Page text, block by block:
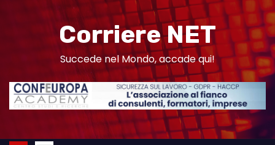
Corriere NET
Succede nel Mondo, accade qui!